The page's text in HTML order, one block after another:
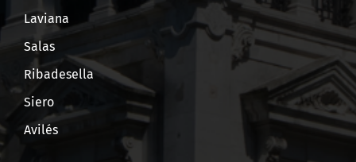
Laviana
Salas
Ribadesella
Siero
Avilés